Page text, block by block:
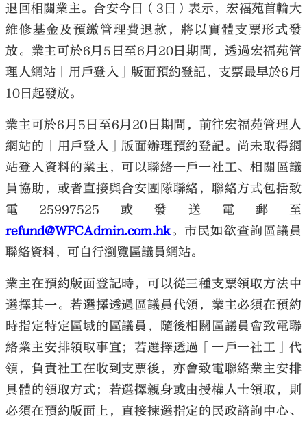
退回相關業主。合安今日（3日）表示，宏福苑首輪大
維修基金及預繳管理費退款，將以實體支票形式發
放。業主可於6月5日至6月20日期間，透過宏福苑管
理人網站「用戶登入」版面預約登記，支票最早於6月
10日起發放。
業主可於6月5日至6月20日期間，前往宏福苑管理人
網站的「用戶登入」版面辦理預約登記。尚未取得網
站登入資料的業主，可以聯絡一戶一社工、相關區議
員協助，或者直接與合安團隊聯絡，聯絡方式包括致
電25997525或發送電郵至
refund@WFCAdmin.com.hk。市民如欲查詢區議員
聯絡資料，可自行瀏覽區議員網站。
業主在預約版面登記時，可以從三種支票領取方法中
選擇其一。若選擇透過區議員代領，業主必須在預約
時指定特定區域的區議員，隨後相關區議員會致電聯
絡業主安排領取事宜；若選擇透過「一戶一社工」代
領，負責社工在收到支票後，亦會致電聯絡業主安排
具體的領取方式；若選擇親身或由授權人士領取，則
必須在預約版面上，直接揀選指定的民政諮詢中心、